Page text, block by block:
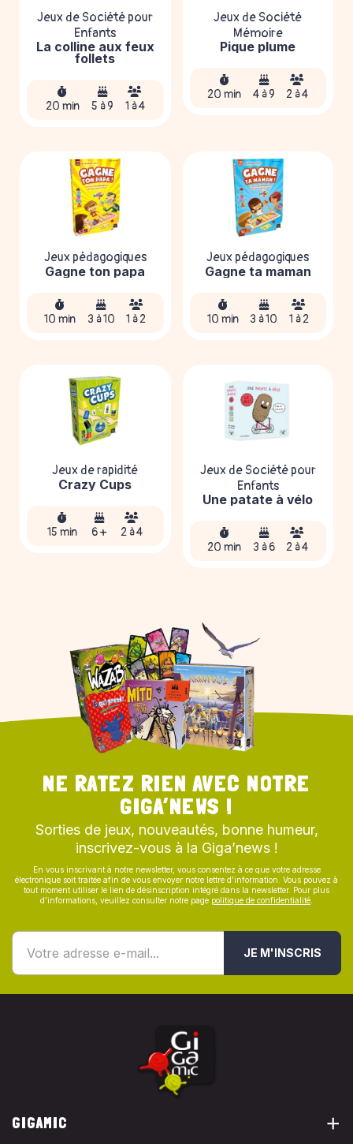
Jeux de Société pour
Enfants
La colline aux feux
follets
20 min 5 à 9 1 à 4
Jeux de Société
Mémoire
Pique plume
20 min 4 à 9 2 à 4
Jeux pédagogiques
Gagne ton papa
10 min 3 à 10 1 à 2
Jeux pédagogiques
Gagne ta maman
10 min 3 à 10 1 à 2
Jeux de rapidité
Crazy Cups
15 min 6 + 2 à 4
Jeux de Société pour
Enfants
Une patate à vélo
20 min 3 à 6 2 à 4
NE RATEZ RIEN AVEC NOTRE
GIGA’NEWS !
Sorties de jeux, nouveautés, bonne humeur,
inscrivez-vous à la Giga’news !
En vous inscrivant à notre newsletter, vous consentez à ce que votre adresse
électronique soit traitée afin de vous envoyer notre lettre d’information. Vous pouvez à
tout moment utiliser le lien de désinscription intégré dans la newsletter. Pour plus
d’informations, veuillez consulter notre page politique de confidentialité
JE M'INSCRIS
GIGAMIC